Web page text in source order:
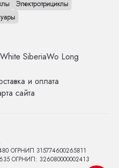
Электротрициклы
White SiberiaWo Long
и оплата
сайта
ОГРНИП 315774600265811
ОГРНИП: 326080000002413